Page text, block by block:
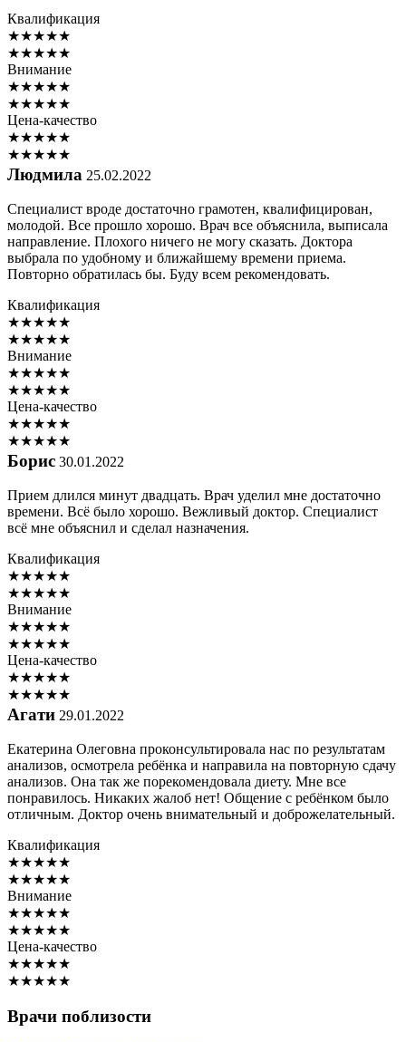
Квалификация
★★★★★
★★★★★
Внимание
★★★★★
★★★★★
Цена-качество
★★★★★
★★★★★
Людмила 25.02.2022
Специалист вроде достаточно грамотен, квалифицирован,
молодой. Все прошло хорошо. Врач все объяснила, выписала
направление. Плохого ничего не могу сказать. Доктора
выбрала по удобному и ближайшему времени приема.
Повторно обратилась бы. Буду всем рекомендовать.
Квалификация
★★★★★
★★★★★
Внимание
★★★★★
★★★★★
Цена-качество
★★★★★
★★★★★
Борис 30.01.2022
Прием длился минут двадцать. Врач уделил мне достаточно
времени. Всё было хорошо. Вежливый доктор. Специалист
всё мне объяснил и сделал назначения.
Квалификация
★★★★★
★★★★★
Внимание
★★★★★
★★★★★
Цена-качество
★★★★★
★★★★★
Агати 29.01.2022
Екатерина Олеговна проконсультировала нас по результатам
анализов, осмотрела ребёнка и направила на повторную сдачу
анализов. Она так же порекомендовала диету. Мне все
понравилось. Никаких жалоб нет! Общение с ребёнком было
отличным. Доктор очень внимательный и доброжелательный.
Квалификация
★★★★★
★★★★★
Внимание
★★★★★
★★★★★
Цена-качество
★★★★★
★★★★★
Врачи поблизости